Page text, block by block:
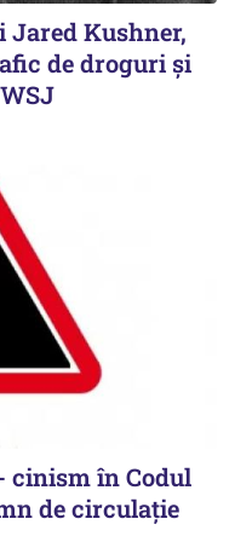
Jared Kushner,
de droguri și
cinism în Codul
de circulație